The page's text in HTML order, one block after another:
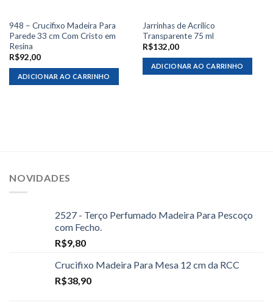
948 – Crucifixo Madeira Para
Parede 33 cm Com Cristo em
Resina
R$92,00
ADICIONAR AO CARRINHO
Jarrinhas de Acrílico
Transparente 75 ml
R$132,00
ADICIONAR AO CARRINHO
NOVIDADES
2527 - Terço Perfumado Madeira Para Pescoço
com Fecho.
R$9,80
Crucifixo Madeira Para Mesa 12 cm da RCC
R$38,90